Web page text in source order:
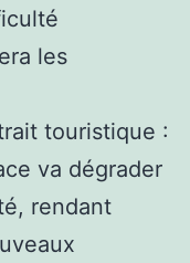
les
touristique :
va dégrader
rendant